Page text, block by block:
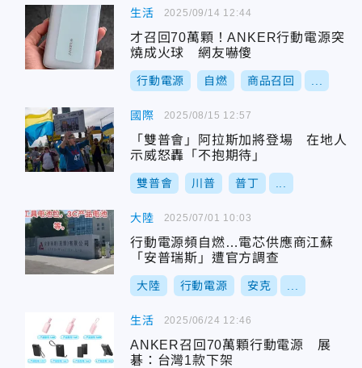
生活
才召回70萬顆！ANKER行動電源突
燒成火球 網友嚇傻
行動電源 自燃 商品召回
2025/09/14 12:44
國際
「雙普會」阿拉斯加將登場 在地人
示威怒轟「不抱期待」
雙普會 川普 普丁
2025/08/15 12:57
大陸
行動電源頻自燃…電芯供應商江蘇
「安普瑞斯」遭官方調查
大陸 行動電源 安克
2025/07/01 10:03
生活
ANKER召回70萬顆行動電源 展
碁：台灣1款下架
2025/06/24 12:46